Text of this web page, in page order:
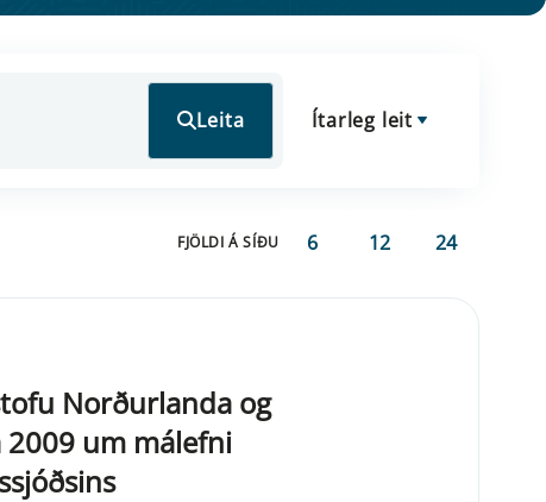
Leita Ítarleg leit
FJÖLDI Á SÍÐU 6 12 24
Norðurlanda og
2009 um málefni